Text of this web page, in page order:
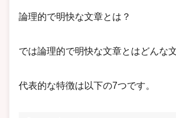
論理的で明快な文章とは？
では論理的で明快な文章とはどんな文
代表的な特徴は以下の7つです。